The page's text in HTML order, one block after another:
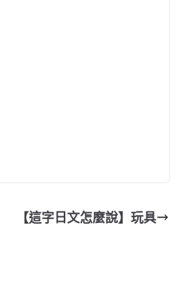
【這字日文怎麼說】玩具